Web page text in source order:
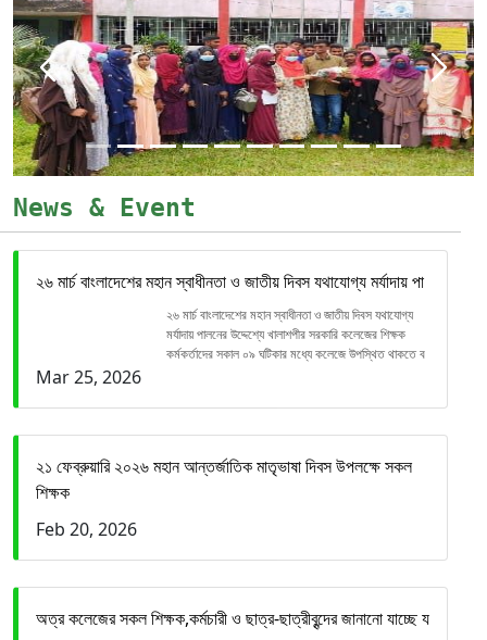
Previous Next
Previous Next
Previous Next
Previous Next
Previous Next
Previous Next
Previous Next
Previous Next
Previous Next
Previous Next
News & Event
২৬ মার্চ বাংলাদেশের মহান স্বাধীনতা ও জাতীয় দিবস যথাযোগ্য মর্যাদায় পা
২৬ মার্চ বাংলাদেশের মহান স্বাধীনতা ও জাতীয় দিবস যথাযোগ্য
মর্যাদায় পালনের উদ্দেশ্যে খালাশপীর সরকারি কলেজের শিক্ষক
কর্মকর্তাদের সকাল ০৯ ঘটিকার মধ্যে কলেজে উপস্থিত থাকতে ব
Mar 25, 2026
২১ ফেব্রুয়ারি ২০২৬ মহান আন্তর্জাতিক মাতৃভাষা দিবস উপলক্ষে সকল
শিক্ষক
Feb 20, 2026
অত্র কলেজের সকল শিক্ষক,কর্মচারী ও ছাত্র-ছাত্রীবৃন্দের জানানো যাচ্ছে য